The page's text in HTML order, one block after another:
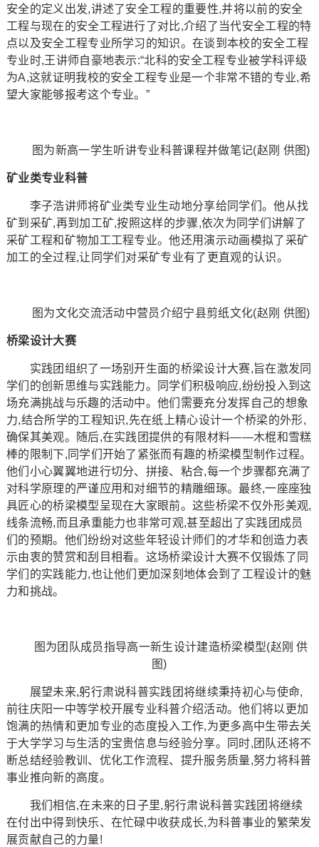
安全的定义出发,讲述了安全工程的重要性,并将以前的安全
工程与现在的安全工程进行了对比,介绍了当代安全工程的特
点以及安全工程专业所学习的知识。在谈到本校的安全工程
专业时,王讲师自豪地表示:“北科的安全工程专业被学科评级
为A,这就证明我校的安全工程专业是一个非常不错的专业,希
望大家能够报考这个专业。”
图为新高一学生听讲专业科普课程并做笔记(赵刚 供图)
矿业类专业科普
李子浩讲师将矿业类专业生动地分享给同学们。他从找
矿到采矿,再到加工矿,按照这样的步骤,依次为同学们讲解了
采矿工程和矿物加工工程专业。他还用演示动画模拟了采矿
加工的全过程,让同学们对采矿专业有了更直观的认识。
图为文化交流活动中营员介绍宁县剪纸文化(赵刚 供图)
桥梁设计大赛
实践团组织了一场别开生面的桥梁设计大赛,旨在激发同
学们的创新思维与实践能力。同学们积极响应,纷纷投入到这
场充满挑战与乐趣的活动中。他们需要充分发挥自己的想象
力,结合所学的工程知识,先在纸上精心设计一个桥梁的外形,
确保其美观。随后,在实践团提供的有限材料——木棍和雪糕
棒的限制下,同学们开始了紧张而有趣的桥梁模型制作过程。
他们小心翼翼地进行切分、拼接、粘合,每一个步骤都充满了
对科学原理的严谨应用和对细节的精雕细琢。最终,一座座独
具匠心的桥梁模型呈现在大家眼前。这些桥梁不仅外形美观,
线条流畅,而且承重能力也非常可观,甚至超出了实践团成员
们的预期。他们纷纷对这些年轻设计师们的才华和创造力表
示由衷的赞赏和刮目相看。这场桥梁设计大赛不仅锻炼了同
学们的实践能力,也让他们更加深刻地体会到了工程设计的魅
力和挑战。
图为团队成员指导高一新生设计建造桥梁模型(赵刚 供
图)
展望未来,躬行肃说科普实践团将继续秉持初心与使命,
前往庆阳一中等学校开展专业科普介绍活动。他们将以更加
饱满的热情和更加专业的态度投入工作,为更多高中生带去关
于大学学习与生活的宝贵信息与经验分享。同时,团队还将不
断总结经验教训、优化工作流程、提升服务质量,努力将科普
事业推向新的高度。
我们相信,在未来的日子里,躬行肃说科普实践团将继续
在付出中得到快乐、在忙碌中收获成长,为科普事业的繁荣发
展贡献自己的力量!